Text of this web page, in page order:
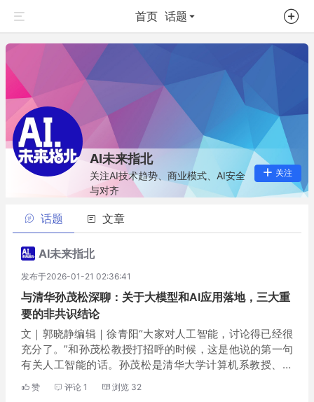
首页 话题
AI未来指北
关注AI技术趋势、商业模式、AI安全
与对齐
关注
话题 文章
AI未来指北
发布于2026-01-21 02:36:41
与清华孙茂松深聊：关于大模型和AI应用落地，三大重
要的非共识结论
文｜郭晓静编辑｜徐青阳“大家对人工智能，讨论得已经很
充分了。”和孙茂松教授打招呼的时候，这是他说的第一句
有关人工智能的话。孙茂松是清华大学计算机系教授、人
工智能研究院的常务副院长、欧洲科学院外籍院士，以及
自然语言处理与社会人文计算实验室（THUNLP）的学...
赞 评论 1 浏览 32